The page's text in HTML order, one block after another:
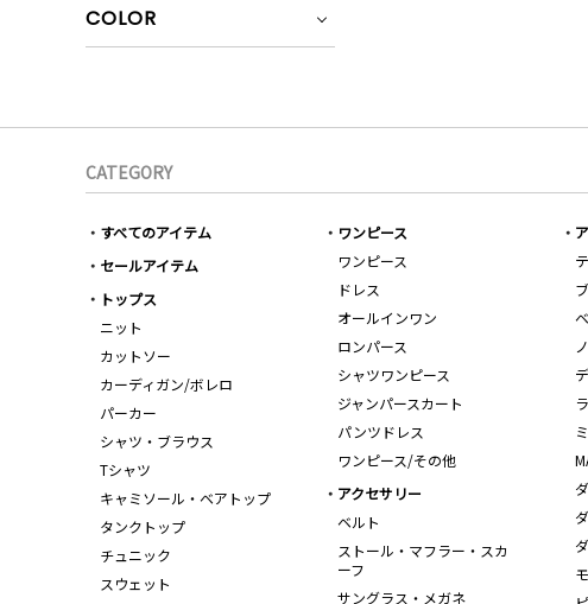
COLOR
CATEGORY
すべてのアイテム
セールアイテム
トップス
ニット
カットソー
カーディガン/ボレロ
パーカー
シャツ・ブラウス
Tシャツ
キャミソール・ベアトップ
タンクトップ
チュニック
スウェット
ワンピース
ワンピース
ドレス
オールインワン
ロンパース
シャツワンピース
ジャンパースカート
パンツドレス
ワンピース/その他
アクセサリー
ベルト
ストール・マフラー・スカ
ーフ
サングラス・メガネ